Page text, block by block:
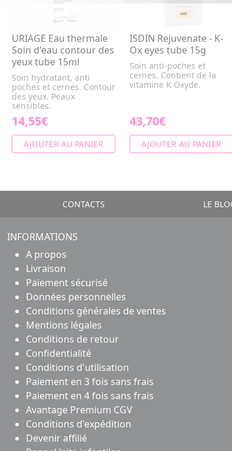
URIAGE Eau thermale
Soin d'eau contour des
yeux tube 15ml
Soin hydratant, anti
poches et cernes. Contour
des yeux. Peaux
sensibles.
14,55€
AJOUTER AU PANIER
ISDIN Rejuvenate - K-
Ox eyes tube 15g
Soin anti-poches et
cernes. Contient de la
vitamine K Oxyde.
43,70€
AJOUTER AU PANIER
CONTACTS LE
INFORMATIONS
A propos
Livraison
Paiement sécurisé
Données personnelles
Conditions générales de ventes
Mentions légales
Conditions de retour
Confidentialité
Conditions d'utilisation
Paiement en 3 fois sans frais
Paiement en 4 fois sans frais
Avantage Premium CGV
Conditions d'expédition
Devenir affilié